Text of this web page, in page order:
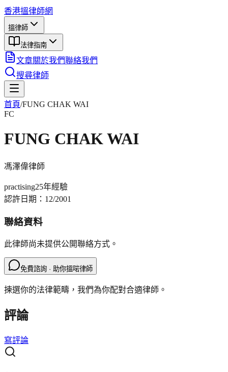
香港搵律師網
搵律師
法律指南
文章關於我們聯絡我們
搜尋律師
首頁/FUNG CHAK WAI
FC
FUNG CHAK WAI
馮澤偉律師
practising25年經驗
認許日期： 12/2001
聯絡資料
此律師尚未提供公開聯絡方式。
免費諮詢 · 助你搵啱律師
揀選你的法律範疇，我們為你配對合適律師。
評論
寫評論